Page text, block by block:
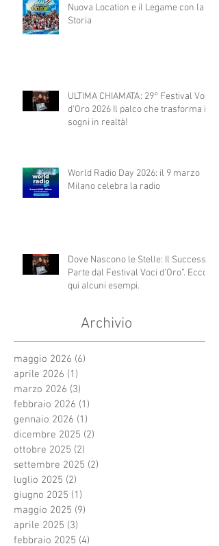
Nuova Location e il Legame con la
Storia
ULTIMA CHIAMATA: 29° Festival Voci
d'Oro 2026 Il palco che trasforma i
sogni in realtà!
World Radio Day 2026: il 9 marzo
Milano celebra la radio
Dove Nascono le Stelle: Il Successo
Parte dal Festival Voci d’Oro”. Ecco
qui alcuni esempi.
Archivio
maggio 2026 (6)
aprile 2026 (1)
marzo 2026 (3)
febbraio 2026 (1)
gennaio 2026 (1)
dicembre 2025 (2)
ottobre 2025 (2)
settembre 2025 (2)
luglio 2025 (2)
giugno 2025 (1)
maggio 2025 (9)
aprile 2025 (3)
febbraio 2025 (4)